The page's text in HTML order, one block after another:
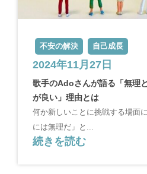
不安の解決 自己成長
2024年11月27日
歌手のAdoさんが語る「無理
が良い」理由とは
何か新しいことに挑戦する場面
には無理だ」と...
続きを読む